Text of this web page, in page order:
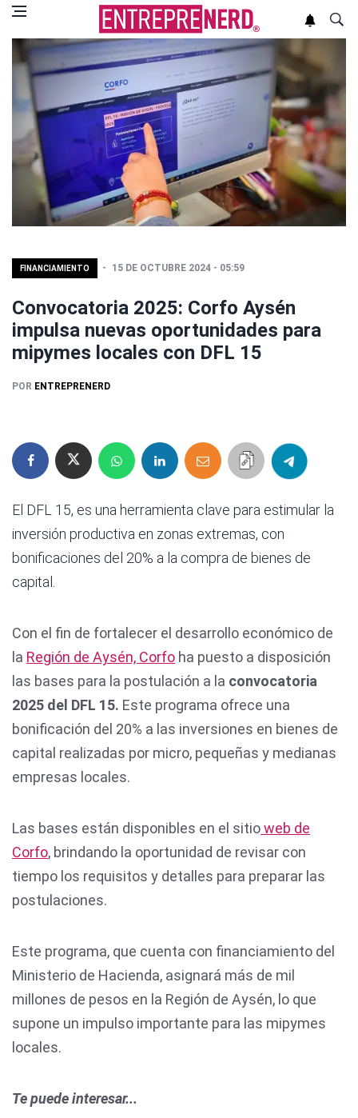
FINANCIAMIENTO 15 DE OCTUBRE 2024 - 05:59
Convocatoria 2025: Corfo Aysén
impulsa nuevas oportunidades para
mipymes locales con DFL 15
POR ENTREPRENERD
El DFL 15, es una herramienta clave para estimular la
inversión productiva en zonas extremas, con
bonificaciones del 20% a la compra de bienes de
capital.
Con el fin de fortalecer el desarrollo económico de
la Región de Aysén, Corfo ha puesto a disposición
las bases para la postulación a la convocatoria
2025 del DFL 15. Este programa ofrece una
bonificación del 20% a las inversiones en bienes de
capital realizadas por micro, pequeñas y medianas
empresas locales.
Las bases están disponibles en el sitioweb de
Corfo, brindando la oportunidad de revisar con
tiempo los requisitos y detalles para preparar las
postulaciones.
Este programa, que cuenta con financiamiento del
Ministerio de Hacienda, asignará más de mil
millones de pesos en la Región de Aysén, lo que
supone un impulso importante para las mipymes
locales.
Te puede interesar...